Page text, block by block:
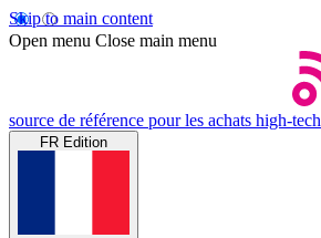
Skip to main content
Open menu Close main menu
source de référence pour les achats high-tech
FR Edition